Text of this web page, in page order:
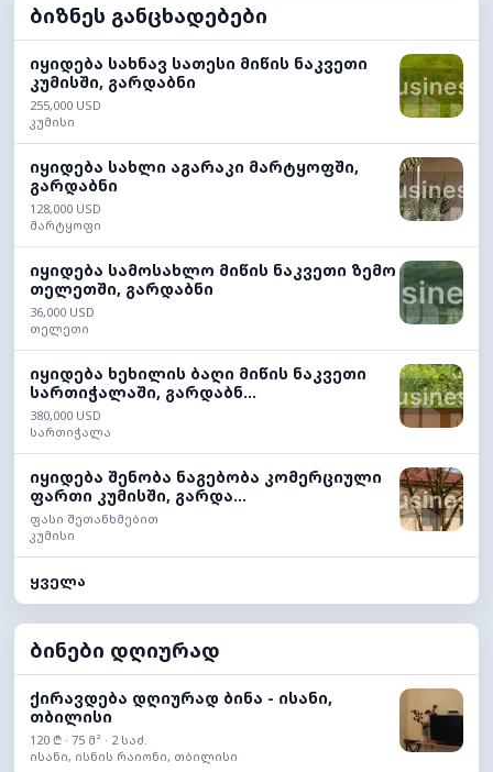
ბიზნეს განცხადებები
იყიდება სახნავ სათესი მიწის ნაკვეთი
კუმისში, გარდაბნი
255,000 USD
კუმისი
იყიდება სახლი აგარაკი მარტყოფში,
გარდაბნი
128,000 USD
მარტყოფი
იყიდება სამოსახლო მიწის ნაკვეთი ზემო
თელეთში, გარდაბნი
36,000 USD
თელეთი
იყიდება ხეხილის ბაღი მიწის ნაკვეთი
სართიჭალაში, გარდაბნ...
380,000 USD
სართიჭალა
იყიდება შენობა ნაგებობა კომერციული
ფართი კუმისში, გარდა...
ფასი შეთანხმებით
კუმისი
ყველა
ბინები დღიურად
ქირავდება დღიურად ბინა - ისანი,
თბილისი
120 ₾ · 75 მ² · 2 საძ.
ისანი, ისნის რაიონი, თბილისი